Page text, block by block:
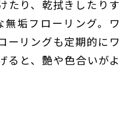
たり、乾拭きしたりす
垢フローリング。ワ
ーリングも定期的にワ
ると、艶や色合いがよ